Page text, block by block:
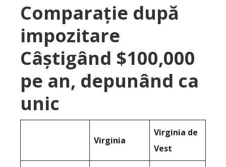
Comparație după
impozitare
Câștigând $100,000
pe an, depunând ca
unic
Virginia
Virginia de
Vest